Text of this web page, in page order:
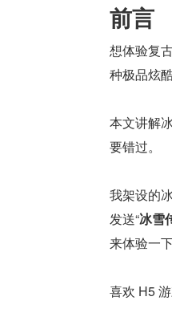
前言
想体验复
种极品炫
本文讲解
要错过。
我架设的
发送“冰雪
来体验一下
喜欢 H5